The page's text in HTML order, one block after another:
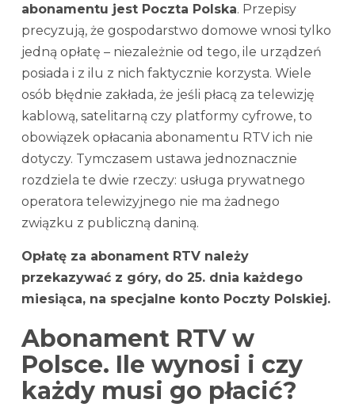
abonamentu jest Poczta Polska. Przepisy
precyzują, że gospodarstwo domowe wnosi tylko
jedną opłatę – niezależnie od tego, ile urządzeń
posiada i z ilu z nich faktycznie korzysta. Wiele
osób błędnie zakłada, że jeśli płacą za telewizję
kablową, satelitarną czy platformy cyfrowe, to
obowiązek opłacania abonamentu RTV ich nie
dotyczy. Tymczasem ustawa jednoznacznie
rozdziela te dwie rzeczy: usługa prywatnego
operatora telewizyjnego nie ma żadnego
związku z publiczną daniną.
Opłatę za abonament RTV należy
przekazywać z góry, do 25. dnia każdego
miesiąca, na specjalne konto Poczty Polskiej.
Abonament RTV w
Polsce. Ile wynosi i czy
każdy musi go płacić?